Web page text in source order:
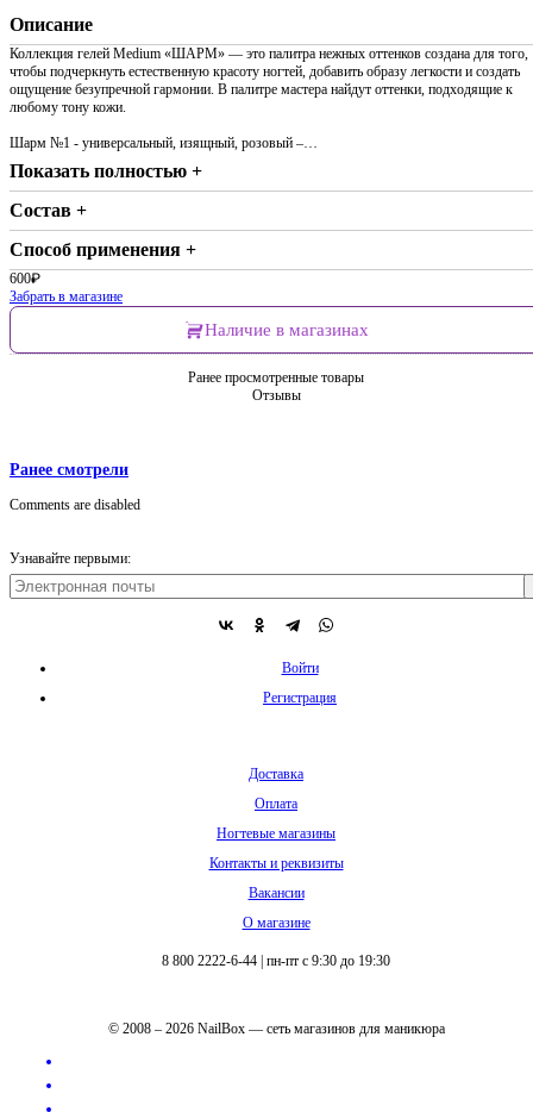
Описание
Коллекция гелей Medium «ШАРМ» — это палитра нежных оттенков создана для того,
чтобы подчеркнуть естественную красоту ногтей, добавить образу легкости и создать
ощущение безупречной гармонии. В палитре мастера найдут оттенки, подходящие к
любому тону кожи.
Шарм №1 - универсальный, изящный, розовый –…
Показать полностью +
Состав +
Способ применения +
600₽
Забрать в магазине
Наличие в магазинах
Ранее просмотренные товары
Отзывы
Ранее смотрели
Comments are disabled
Узнавайте первыми:
Войти
Регистрация
Доставка
Оплата
Ногтевые магазины
Контакты и реквизиты
Вакансии
О магазине
8 800 2222-6-44 пн-пт с 9:30 до 19:30
© 2008 – 2026 NailBox — сеть магазинов для маникюра